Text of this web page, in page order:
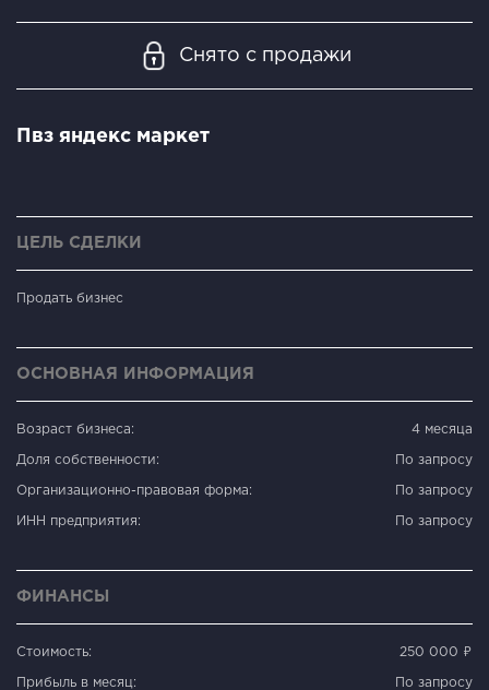
Снято с продажи
Пвз яндекс маркет
ЦЕЛЬ СДЕЛКИ
Продать бизнес
ОСНОВНАЯ ИНФОРМАЦИЯ
Возраст бизнеса: 4 месяца
Доля собственности: По запросу
Организационно-правовая форма: По запросу
ИНН предприятия: По запросу
ФИНАНСЫ
Стоимость: 250 000 ₽
Прибыль в месяц: По запросу